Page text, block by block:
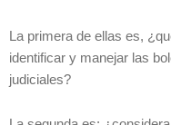
La primera de ellas es,
identificar y manejar las
judiciales?